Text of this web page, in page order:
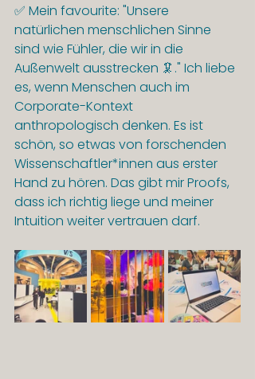
✅ Mein favourite: "Unsere
natürlichen menschlichen Sinne
sind wie Fühler, die wir in die
Außenwelt ausstrecken 🦑." Ich liebe
es, wenn Menschen auch im
Corporate-Kontext
anthropologisch denken. Es ist
schön, so etwas von forschenden
Wissenschaftler*innen aus erster
Hand zu hören. Das gibt mir Proofs,
dass ich richtig liege und meiner
Intuition weiter vertrauen darf.